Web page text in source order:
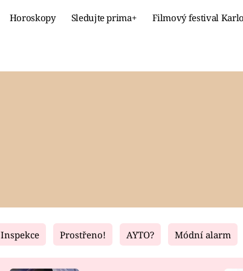
Horoskopy Sledujte prima+ Filmový festival
Fresh Living
Inspekce Prostřeno! AYTO? Módní alarm